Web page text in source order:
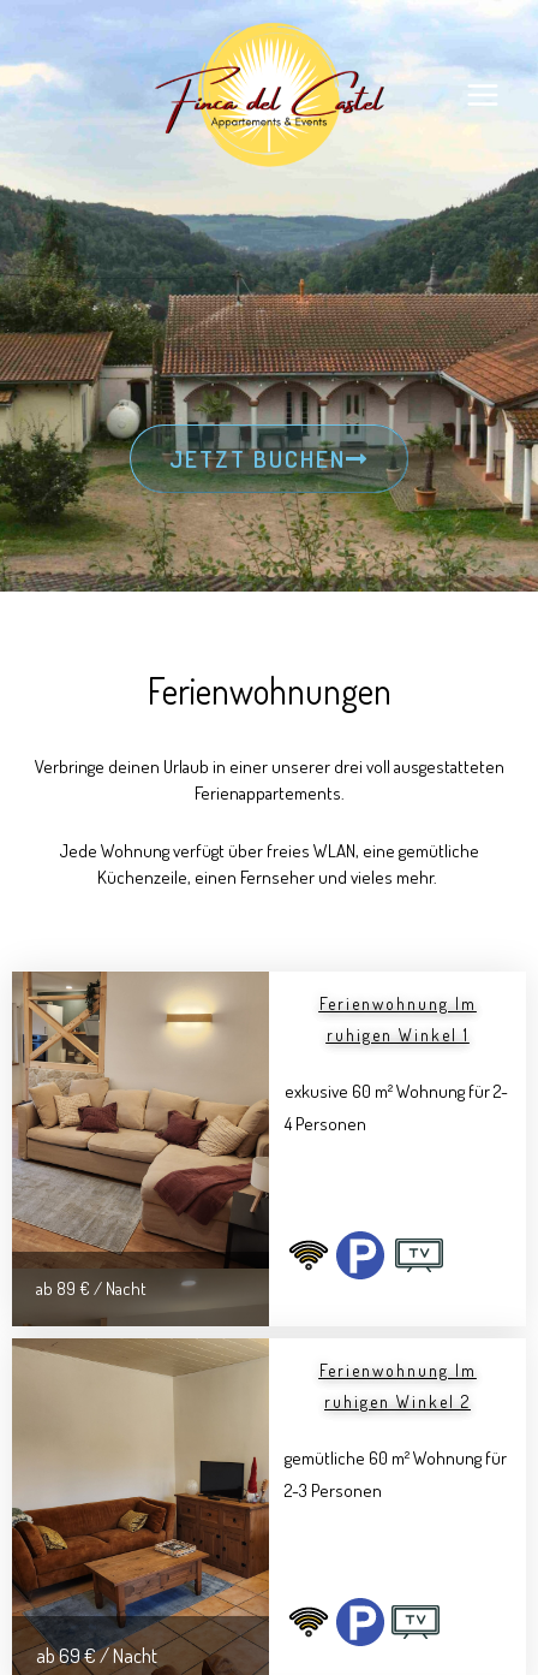
JETZT BUCHEN
Ferienwohnungen
Verbringe deinen Urlaub in einer unserer drei voll ausgestatteten
Ferienappartements.
Jede Wohnung verfügt über freies WLAN, eine gemütliche
Küchenzeile, einen Fernseher und vieles mehr.
ab 89 € / Nacht
Ferienwohnung Im
ruhigen Winkel 1
exkusive 60 m² Wohnung für 2-
4 Personen
ab 69 € / Nacht
Ferienwohnung Im
ruhigen Winkel 2
gemütliche 60 m² Wohnung für
2-3 Personen